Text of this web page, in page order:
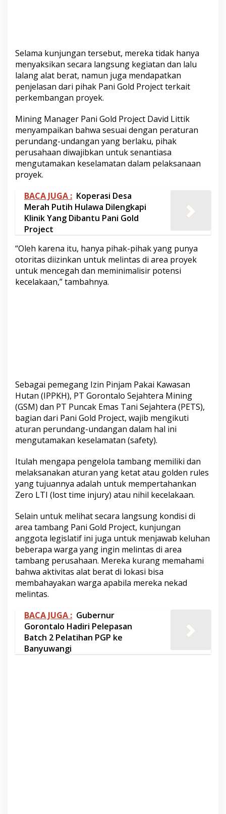
Selama kunjungan tersebut, mereka tidak hanya
menyaksikan secara langsung kegiatan dan lalu
lalang alat berat, namun juga mendapatkan
penjelasan dari pihak Pani Gold Project terkait
perkembangan proyek.
Mining Manager Pani Gold Project David Littik
menyampaikan bahwa sesuai dengan peraturan
perundang-undangan yang berlaku, pihak
perusahaan diwajibkan untuk senantiasa
mengutamakan keselamatan dalam pelaksanaan
proyek.
BACA JUGA : Koperasi Desa
Merah Putih Hulawa Dilengkapi
Klinik Yang Dibantu Pani Gold
Project
“Oleh karena itu, hanya pihak-pihak yang punya
otoritas diizinkan untuk melintas di area proyek
untuk mencegah dan meminimalisir potensi
kecelakaan,” tambahnya.
Sebagai pemegang Izin Pinjam Pakai Kawasan
Hutan (IPPKH), PT Gorontalo Sejahtera Mining
(GSM) dan PT Puncak Emas Tani Sejahtera (PETS),
bagian dari Pani Gold Project, wajib mengikuti
aturan perundang-undangan dalam hal ini
mengutamakan keselamatan (safety).
Itulah mengapa pengelola tambang memiliki dan
melaksanakan aturan yang ketat atau golden rules
yang tujuannya adalah untuk mempertahankan
Zero LTI (lost time injury) atau nihil kecelakaan.
Selain untuk melihat secara langsung kondisi di
area tambang Pani Gold Project, kunjungan
anggota legislatif ini juga untuk menjawab keluhan
beberapa warga yang ingin melintas di area
tambang perusahaan. Mereka kurang memahami
bahwa aktivitas alat berat di lokasi bisa
membahayakan warga apabila mereka nekad
melintas.
BACA JUGA : Gubernur
Gorontalo Hadiri Pelepasan
Batch 2 Pelatihan PGP ke
Banyuwangi